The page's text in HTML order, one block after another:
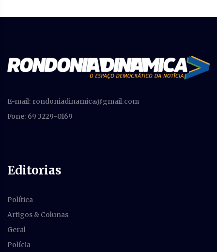
E-mail: rondoniadinamica@gmail.com
Fone: 69 3229-0169
Editorias
Política
Artigos & Colunas
Geral
Polícia